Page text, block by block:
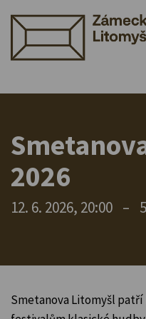
2026
12. 6. 2026, 20:00 –
Smetanova Litomyšl